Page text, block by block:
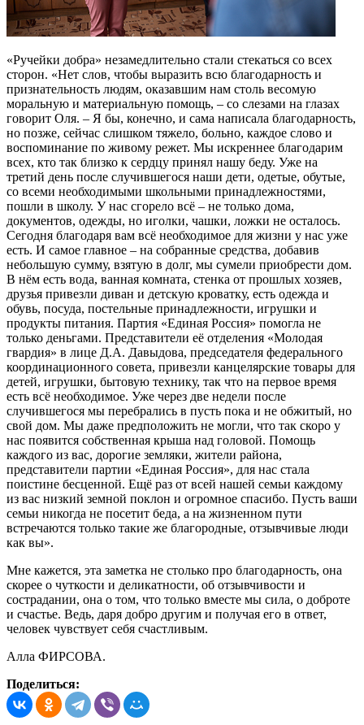
«Ручейки добра» незамедлительно стали стекаться со всех
сторон. «Нет слов, чтобы выразить всю благодарность и
признательность людям, оказавшим нам столь весомую
моральную и материальную помощь, – со слезами на глазах
говорит Оля. – Я бы, конечно, и сама написала благодарность,
но позже, сейчас слишком тяжело, больно, каждое слово и
воспоминание по живому режет. Мы искреннее благодарим
всех, кто так близко к сердцу принял нашу беду. Уже на
третий день после случившегося наши дети, одетые, обутые,
со всеми необходимыми школьными принадлежностями,
пошли в школу. У нас сгорело всё – не только дома,
документов, одежды, но иголки, чашки, ложки не осталось.
Сегодня благодаря вам всё необходимое для жизни у нас уже
есть. И самое главное – на собранные средства, добавив
небольшую сумму, взятую в долг, мы сумели приобрести дом.
В нём есть вода, ванная комната, стенка от прошлых хозяев,
друзья привезли диван и детскую кроватку, есть одежда и
обувь, посуда, постельные принадлежности, игрушки и
продукты питания. Партия «Единая Россия» помогла не
только деньгами. Представители её отделения «Молодая
гвардия» в лице Д.А. Давыдова, председателя федерального
координационного совета, привезли канцелярские товары для
детей, игрушки, бытовую технику, так что на первое время
есть всё необходимое. Уже через две недели после
случившегося мы перебрались в пусть пока и не обжитый, но
свой дом. Мы даже предположить не могли, что так скоро у
нас появится собственная крыша над головой. Помощь
каждого из вас, дорогие земляки, жители района,
представители партии «Единая Россия», для нас стала
поистине бесценной. Ещё раз от всей нашей семьи каждому
из вас низкий земной поклон и огромное спасибо. Пусть ваши
семьи никогда не посетит беда, а на жизненном пути
встречаются только такие же благородные, отзывчивые люди
как вы».
Мне кажется, эта заметка не столько про благодарность, она
скорее о чуткости и деликатности, об отзывчивости и
сострадании, она о том, что только вместе мы сила, о доброте
и счастье. Ведь, даря добро другим и получая его в ответ,
человек чувствует себя счастливым.
Алла ФИРСОВА.
Поделиться: